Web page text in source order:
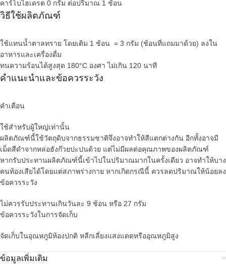
คาร์โบไฮเดรต 0 กรัม ต่อปริมาณ 1 ช้อน
วิธีใช้ผลิตภัณฑ์
ใช้แทนน้ำตาลทราย โดยเติม 1 ช้อน = 3 กรัม (ช้อนที่แถมมาด้วย) ลงใน
อาหารและเครื่องดื่ม
ทนความร้อนได้สูงสุด 180°C องศา ไม่เกิน 120 นาที
คำแนะนำและข้อควรระวัง
คำเตือน
ใช้สำหรับผู้ใหญ่เท่านั้น
ผลิตภัณฑ์นี้ใช้วัตถุดิบจากธรรมชาติจึงอาจทำให้สีแตกต่างกัน อีกทั้งอาจมี
เม็ดสีดำจากหล่อฮังก๊วยปะปนด้วย แต่ไม่มีผลต่อคุณภาพของผลิตภัณฑ์
หากรับประทานผลิตภัณฑ์นี้เข้าไปในปริมาณมากในครั้งเดียว อาจทำให้บาง
คนท้องเสียได้โดยแต่สภาพร่างกาย หากเกิดกรณีนี้ ควรลดปริมาณให้น้อยลง
ข้อควรระวัง
ไม่ควรรับประทานเกินวันละ 9 ช้อน หรือ 27 กรัม
ข้อควรระวังในการจัดเก็บ
จัดเก็บในอุณหภูมิห้องปกติ หลีกเลี่ยงแสงแดดหรืออุณหภูมิสูง
ข้อมูลเพิ่มเติม